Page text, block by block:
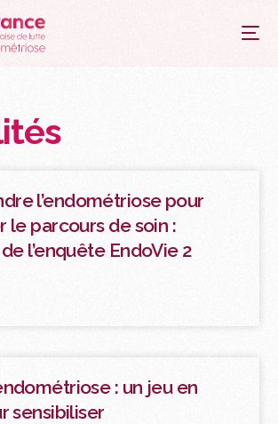
l’endométriose pour
le parcours de soin :
l’enquête EndoVie 2
: un jeu en
sensibiliser